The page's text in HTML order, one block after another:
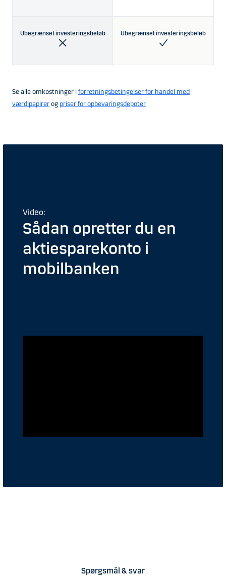
Ubegrænset investeringsbeløb Ubegrænset investeringsbeløb
Se alle omkostninger iforretningsbetingelser for handel med
værdipapirerog priser for opbevaringsdepoter
Video:
Sådan opretter du en
aktiesparekonto i
mobilbanken
Spørgsmål & svar